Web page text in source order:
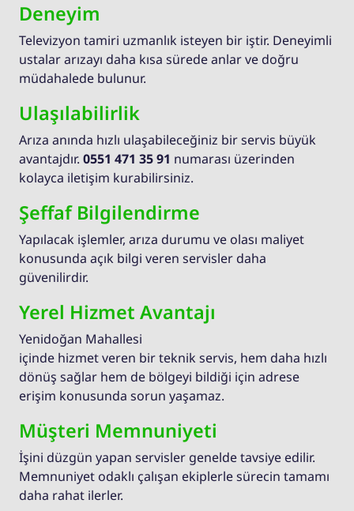
Deneyim
Televizyon tamiri uzmanlık isteyen bir iştir. Deneyimli
ustalar arızayı daha kısa sürede anlar ve doğru
müdahalede bulunur.
Ulaşılabilirlik
Arıza anında hızlı ulaşabileceğiniz bir servis büyük
avantajdır. 0551 471 35 91 numarası üzerinden
kolayca iletişim kurabilirsiniz.
Şeffaf Bilgilendirme
Yapılacak işlemler, arıza durumu ve olası maliyet
konusunda açık bilgi veren servisler daha
güvenilirdir.
Yerel Hizmet Avantajı
Yenidoğan Mahallesi
içinde hizmet veren bir teknik servis, hem daha hızlı
dönüş sağlar hem de bölgeyi bildiği için adrese
erişim konusunda sorun yaşamaz.
Müşteri Memnuniyeti
İşini düzgün yapan servisler genelde tavsiye edilir.
Memnuniyet odaklı çalışan ekiplerle sürecin tamamı
daha rahat ilerler.